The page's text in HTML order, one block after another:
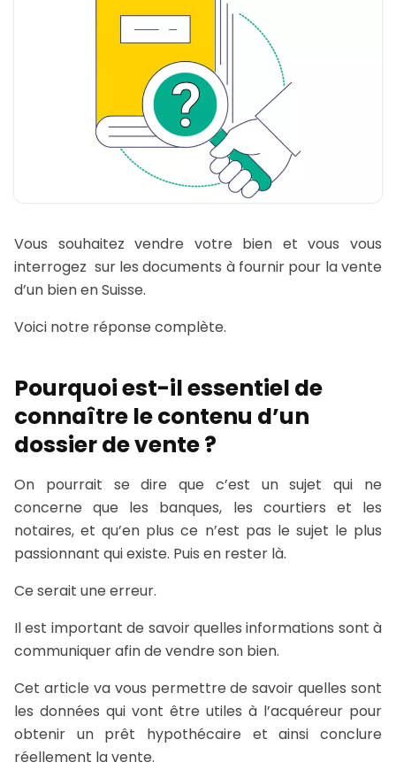
Vous souhaitez vendre votre bien et vous vous
interrogez sur les documents à fournir pour la vente
d’un bien en Suisse.
Voici notre réponse complète.
Pourquoi est-il essentiel de
connaître le contenu d’un
dossier de vente ?
On pourrait se dire que c’est un sujet qui ne
concerne que les banques, les courtiers et les
notaires, et qu’en plus ce n’est pas le sujet le plus
passionnant qui existe. Puis en rester là.
Ce serait une erreur.
Il est important de savoir quelles informations sont à
communiquer afin de vendre son bien.
Cet article va vous permettre de savoir quelles sont
les données qui vont être utiles à l’acquéreur pour
obtenir un prêt hypothécaire et ainsi conclure
réellement la vente.